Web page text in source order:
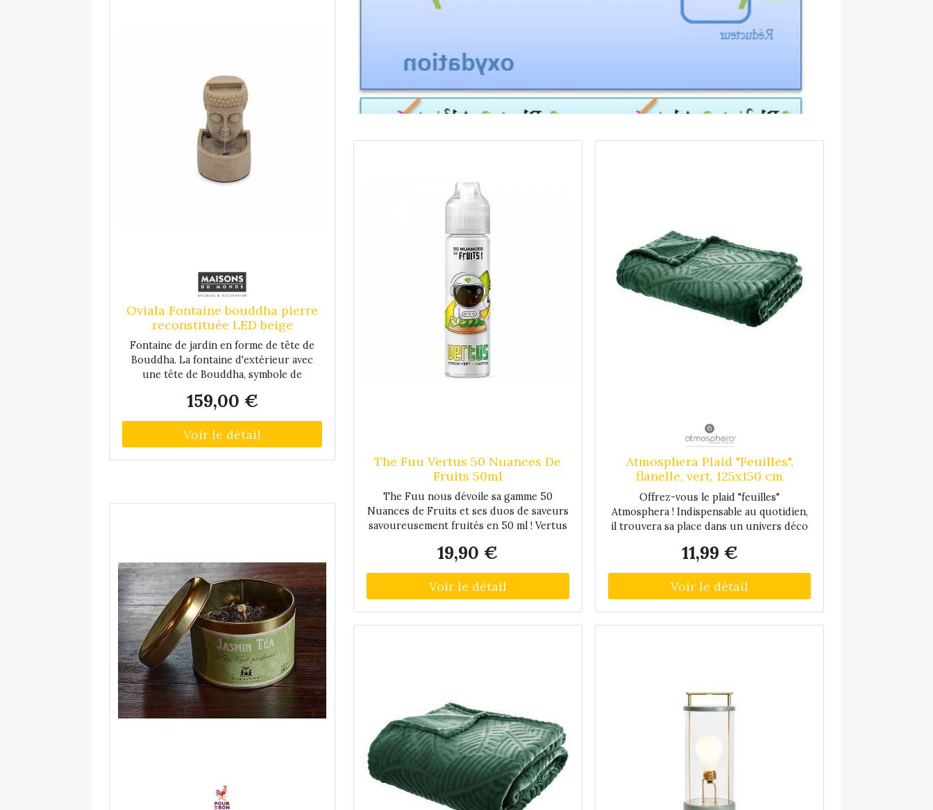
The Fuu Vertus 50 Nuances De
Fruits 50ml
The Fuu nous dévoile sa gamme 50
Nuances de Fruits et ses duos de saveurs
savoureusement fruités en 50 ml ! Vertus
cactus et de citron vert acidulé ! Dosage
50 ml pour y ajouter un booster de
nicotine ou 10 ml de base neutre.
Comment ajouter de la nicotine à mon e-
liquide 50ml ? Un e-liquide au format 50
mais peuvent en réalité contenir 60 ou 70
ml de liquide. Vous pourrez donc ajouter
1 booster de nicotine pour obtenir un
dosage total de 3 mg environ ou 2
boosters pour du 6 mg . environ. Il est
conseillé de ne pas ajouter plus de deux
boosters dans un e-liquide 50 ml car au-
delà, les saveurs seront diluées et le
19,90 €
Atmosphera Plaid "Feuilles",
flanelle, vert, 125x150 cm
DTE_AH2019_The colonial
factory_lot 4_old Unisexe
Offrez-vous le plaid "feuilles"
Atmosphera ! Indispensable au quotidien,
il trouvera sa place dans un univers déco
compactCe plaid...
11,99 €
Oviala Fontaine bouddha pierre
reconstituée LED beige
Fontaine de jardin en forme de tête de
Bouddha. La fontaine d'extérieur avec
une tête de Bouddha, symbole de
accessoire déco pour le jardin, le balcon
ou la terrasse. Le ruissellement de l'eau,
qui se fait en circuit fermé, génère un
bruit de fond discret et apaisant. La
fontaine tête de Bouddha est munie
tout en mettant votre extérieur en
intégralement construite en polyrésine
et fibre de verre, avec projections de
poudre de verre pour un rendu granit
naturel. La fontaine de jardin en
fiberstone est résistante aux rayons
ultraviolets et aux intempéries : vous
pouvez l'installer dehors tout au long de
l'année. Le système de pompe s'installe en
toute facilité, il est fourni avec un câble
d'alimentation d'une longueur de 5 m. La
fontaine avec tête de Bouddha mesure 28
159,00 €